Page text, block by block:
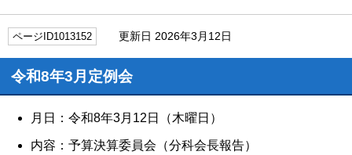
ページID1013152 更新日 2026年3月12日
令和8年3月定例会
月日：令和8年3月12日（木曜日）
内容：予算決算委員会（分科会長報告）